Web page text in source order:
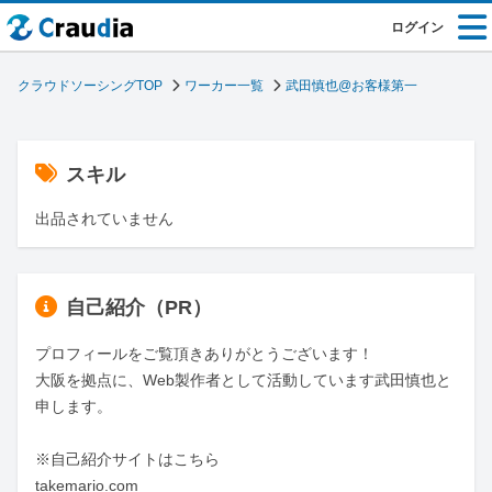
ログイン
クラウドソーシングTOP ワーカー一覧 武田慎也@お客様第一
スキル
出品されていません
自己紹介（PR）
プロフィールをご覧頂きありがとうございます！
大阪を拠点に、Web製作者として活動しています武田慎也と
申します。
※自己紹介サイトはこちら
takemario.com